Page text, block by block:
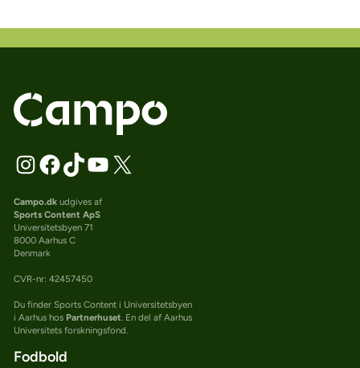
Campo.dkudgives af
Sports Content ApS
Universitetsbyen 71
8000 Aarhus C
Denmark
CVR-nr: 42457450
Du finder Sports Content i Universitetsbyen
i Aarhus hos Partnerhuset. En del af Aarhus
Universitets forskningsfond.
Fodbold